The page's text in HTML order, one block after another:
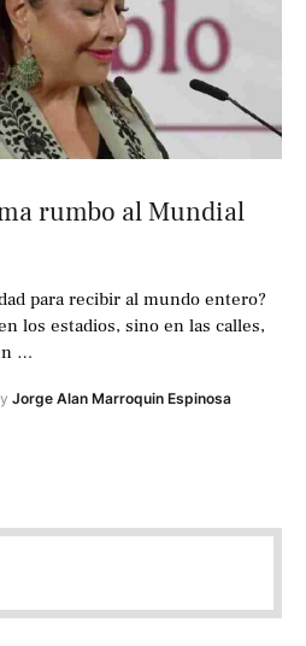
rumbo al Mundial
para recibir al mundo entero?
los estadios, sino en las calles,
…
Jorge Alan Marroquin Espinosa